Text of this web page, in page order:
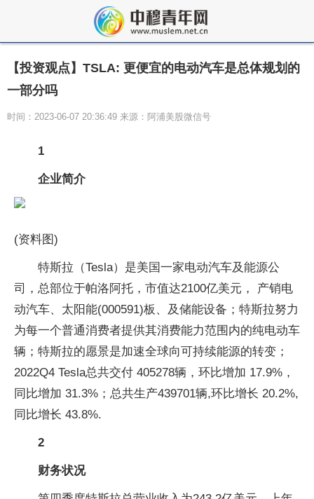
【投资观点】TSLA: 更便宜的电动汽车是总体规划的
一部分吗
时间：2023-06-07 20:36:49 来源：阿浦美股微信号
1
企业简介
(资料图)
特斯拉（Tesla）是美国一家电动汽车及能源公
司，总部位于帕洛阿托，市值达2100亿美元， 产销电
动汽车、太阳能(000591)板、及储能设备；特斯拉努力
为每一个普通消费者提供其消费能力范围内的纯电动车
辆；特斯拉的愿景是加速全球向可持续能源的转变；
2022Q4 Tesla总共交付 405278辆，环比增加 17.9%，
同比增加 31.3%；总共生产439701辆,环比增长 20.2%,
同比增长 43.8%.
2
财务状况